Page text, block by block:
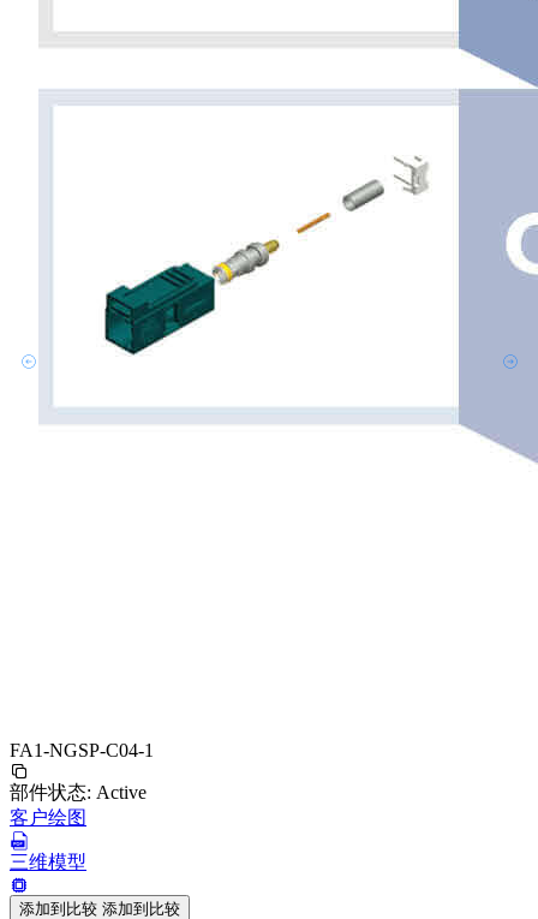
FA1-NGSP-C04-1
部件状态: Active
客户绘图
三维模型
添加到比较 添加到比较